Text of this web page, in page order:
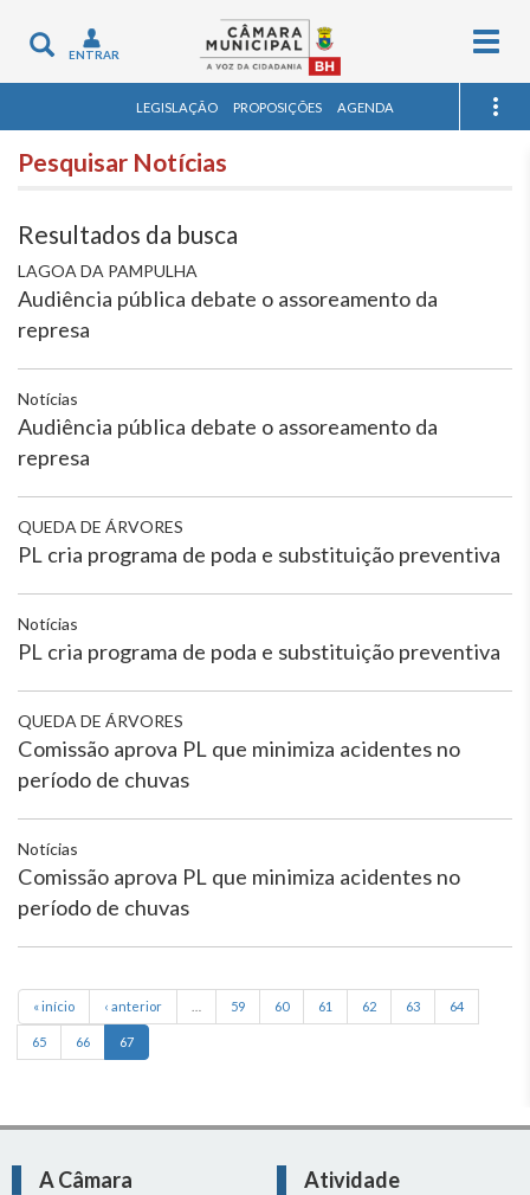
Toggle
navigation
ENTRAR
LEGISLAÇÃO PROPOSIÇÕES AGENDA
Pesquisar Notícias
Resultados da busca
LAGOA DA PAMPULHA
Audiência pública debate o assoreamento da
represa
Notícias
Audiência pública debate o assoreamento da
represa
QUEDA DE ÁRVORES
PL cria programa de poda e substituição preventiva
Notícias
PL cria programa de poda e substituição preventiva
QUEDA DE ÁRVORES
Comissão aprova PL que minimiza acidentes no
período de chuvas
Notícias
Comissão aprova PL que minimiza acidentes no
período de chuvas
« início ‹ anterior 59 60 61 62 63 64
65 66 67
A Câmara
Atividade